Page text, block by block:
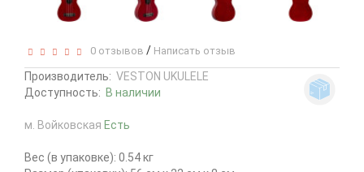
0 отзывов / Написать отзыв
Производитель: VESTON UKULELE
Доступность: В наличии
м. Войковская Есть
Вес (в упаковке): 0.54 кг